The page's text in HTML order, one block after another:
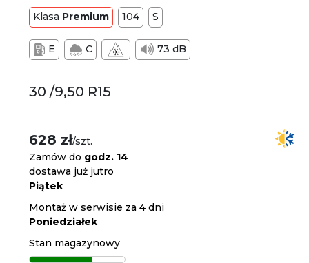
Klasa Premium 104 S
E C 73 dB
30 /9,50 R15
628 zł/szt.
Zamów do godz. 14
dostawa już jutro
Piątek
Montaż w serwisie za 4 dni
Poniedziałek
Stan magazynowy